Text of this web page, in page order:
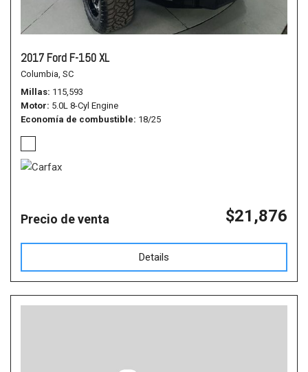
2017 Ford F-150 XL
Columbia, SC
Millas 115,593
Motor 5.0L 8-Cyl Engine
Economía de combustible 18/25
Precio de venta $21,876
Details